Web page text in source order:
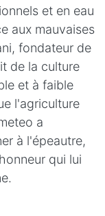
et en eau
aux mauvaises
fondateur de
de la culture
et à faible
l'agriculture
a
à l'épeautre,
qui lui